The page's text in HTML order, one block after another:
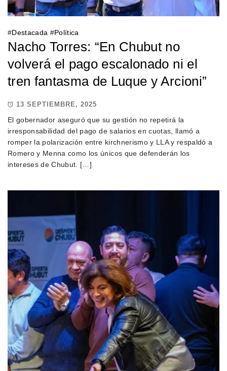
#Destacada #Política
Nacho Torres: “En Chubut no
volverá el pago escalonado ni el
tren fantasma de Luque y Arcioni”
13 SEPTIEMBRE, 2025
El gobernador aseguró que su gestión no repetirá la
irresponsabilidad del pago de salarios en cuotas, llamó a
romper la polarización entre kirchnerismo y LLA y respaldó a
Romero y Menna como los únicos que defenderán los
intereses de Chubut. […]